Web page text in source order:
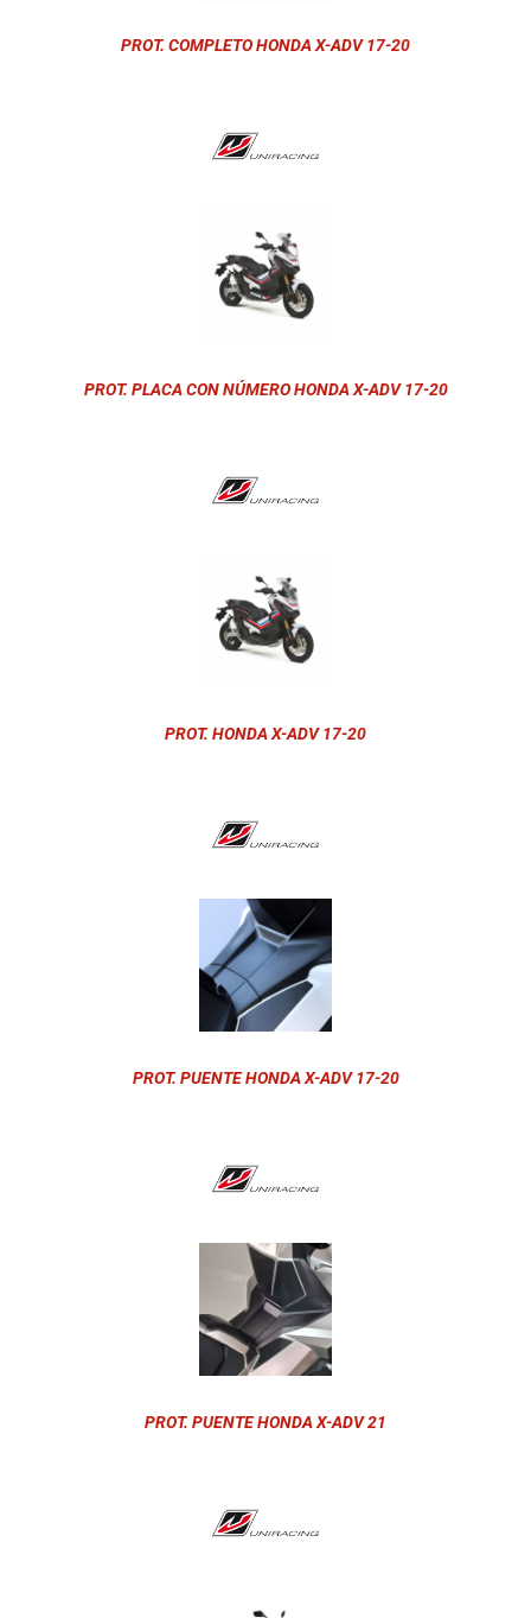
PROT. COMPLETO HONDA X-ADV 17-20
PROT. PLACA CON NÚMERO HONDA X-ADV 17-20
PROT. HONDA X-ADV 17-20
PROT. PUENTE HONDA X-ADV 17-20
PROT. PUENTE HONDA X-ADV 21